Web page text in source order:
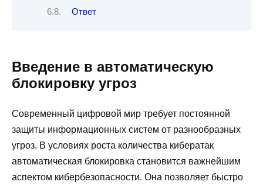
Ответ
Введение в автоматическую
блокировку угроз
Современный цифровой мир требует постоянной
защиты информационных систем от разнообразных
угроз. В условиях роста количества кибератак
автоматическая блокировка становится важнейшим
аспектом кибербезопасности. Она позволяет быстро